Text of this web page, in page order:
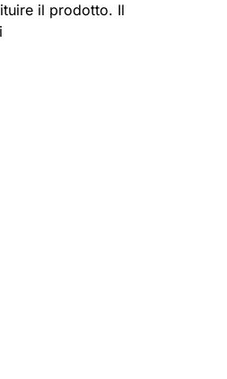
il prodotto. Il